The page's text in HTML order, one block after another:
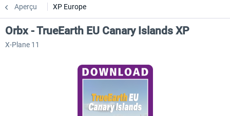
Aperçu XP Europe
Orbx - TrueEarth EU Canary Islands XP
X-Plane 11